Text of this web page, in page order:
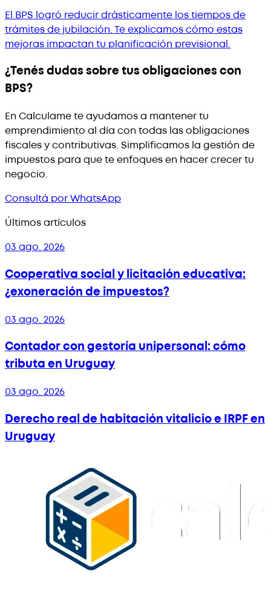
El BPS logró reducir drásticamente los tiempos de
trámites de jubilación. Te explicamos cómo estas
mejoras impactan tu planificación previsional.
¿Tenés dudas sobre tus obligaciones con
BPS?
En Calculame te ayudamos a mantener tu
emprendimiento al día con todas las obligaciones
fiscales y contributivas. Simplificamos la gestión de
impuestos para que te enfoques en hacer crecer tu
negocio.
Consultá por WhatsApp
Últimos artículos
03 ago. 2026
Cooperativa social y licitación educativa:
¿exoneración de impuestos?
03 ago. 2026
Contador con gestoría unipersonal: cómo
tributa en Uruguay
03 ago. 2026
Derecho real de habitación vitalicio e IRPF en
Uruguay